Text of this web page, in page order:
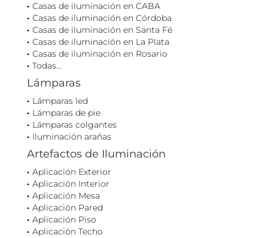
Casas de iluminación en CABA
Casas de iluminación en Córdoba
Casas de iluminación en Santa Fé
Casas de iluminación en La Plata
Casas de iluminación en Rosario
Todas...
Lámparas
Lámparas led
Lámparas de pie
Lámparas colgantes
Iluminación arañas
Artefactos de Iluminación
Aplicación Exterior
Aplicación Interior
Aplicación Mesa
Aplicación Pared
Aplicación Piso
Aplicación Techo